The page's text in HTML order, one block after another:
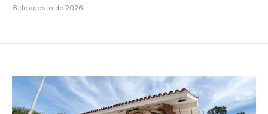
6 de agosto de 2026